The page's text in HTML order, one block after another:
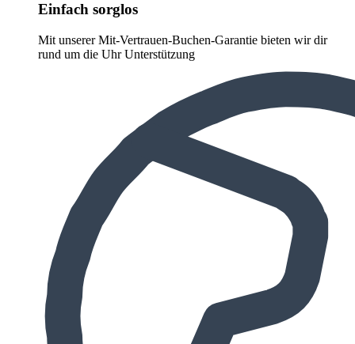
Einfach sorglos
Mit unserer Mit-Vertrauen-Buchen-Garantie bieten wir dir
rund um die Uhr Unterstützung